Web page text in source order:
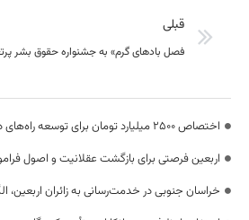
قبلی
فصل بادهای گرم» به جشنواره حقوق بشر
اختصاص 2500 میلیارد تومان برای توسعه راه‌های دوبانده خراسان جنوبی
اربعین فرصتی برای بازگشت عقلانیت و اصول
خراسان جنوبی در خدمت‌رسانی به زائران